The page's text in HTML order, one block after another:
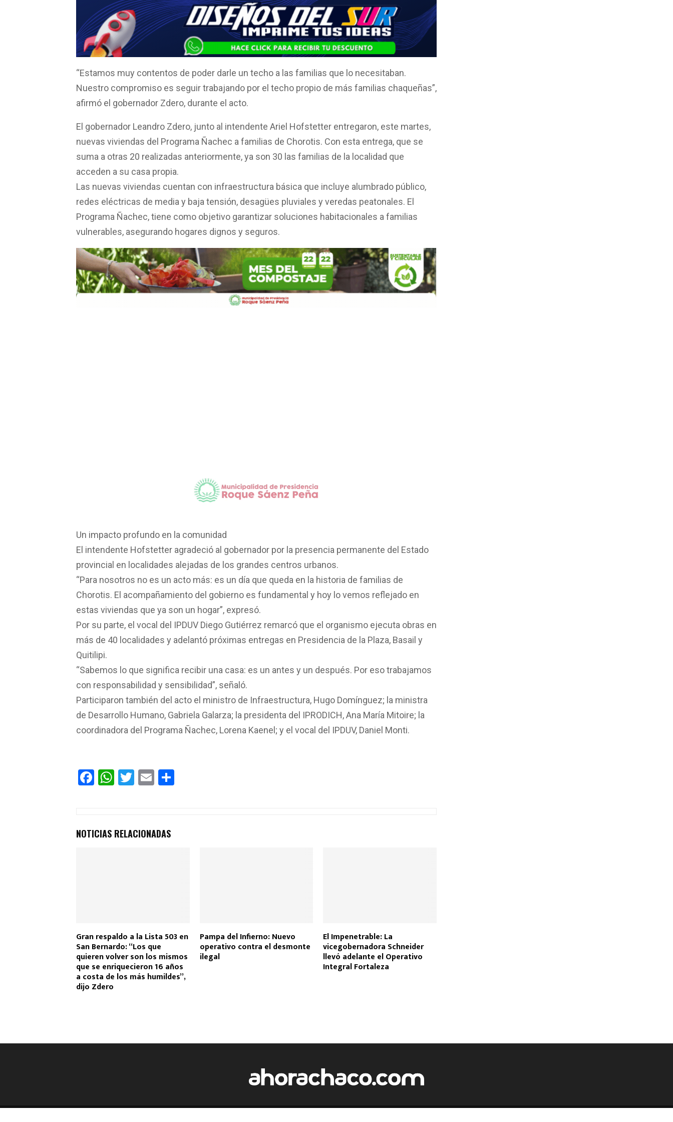
ce
b
o
o
k
at
s
A
p
p
tt
er
ail m
ar
tir
“Estamos muy contentos de poder darle un techo a las familias que lo necesitaban.
Nuestro compromiso es seguir trabajando por el techo propio de más familias chaqueñas”,
afirmó el gobernador Zdero, durante el acto.
El gobernador Leandro Zdero, junto al intendente Ariel Hofstetter entregaron, este martes,
nuevas viviendas del Programa Ñachec a familias de Chorotis. Con esta entrega, que se
suma a otras 20 realizadas anteriormente, ya son 30 las familias de la localidad que
acceden a su casa propia.
Las nuevas viviendas cuentan con infraestructura básica que incluye alumbrado público,
redes eléctricas de media y baja tensión, desagües pluviales y veredas peatonales. El
Programa Ñachec, tiene como objetivo garantizar soluciones habitacionales a familias
vulnerables, asegurando hogares dignos y seguros.
Un impacto profundo en la comunidad
El intendente Hofstetter agradeció al gobernador por la presencia permanente del Estado
provincial en localidades alejadas de los grandes centros urbanos.
“Para nosotros no es un acto más: es un día que queda en la historia de familias de
Chorotis. El acompañamiento del gobierno es fundamental y hoy lo vemos reflejado en
estas viviendas que ya son un hogar”, expresó.
Por su parte, el vocal del IPDUV Diego Gutiérrez remarcó que el organismo ejecuta obras en
más de 40 localidades y adelantó próximas entregas en Presidencia de la Plaza, Basail y
Quitilipi.
“Sabemos lo que significa recibir una casa: es un antes y un después. Por eso trabajamos
con responsabilidad y sensibilidad”, señaló.
Participaron también del acto el ministro de Infraestructura, Hugo Domínguez; la ministra
de Desarrollo Humano, Gabriela Galarza; la presidenta del IPRODICH, Ana María Mitoire; la
coordinadora del Programa Ñachec, Lorena Kaenel; y el vocal del IPDUV, Daniel Monti.
F
b
o
W
s
A
T
er
E
NOTICIAS RELACIONADAS
Gran respaldo a la Lista 503 en
San Bernardo: “Los que
quieren volver son los mismos
que se enriquecieron 16 años
a costa de los más humildes”,
dijo Zdero
Pampa del Infierno: Nuevo
operativo contra el desmonte
ilegal
El Impenetrable: La
vicegobernadora Schneider
llevó adelante el Operativo
Integral Fortaleza